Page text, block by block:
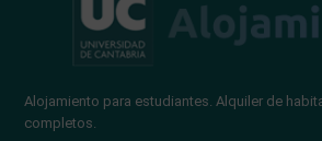
Alojamiento para estudiantes. Alquiler de
completos.